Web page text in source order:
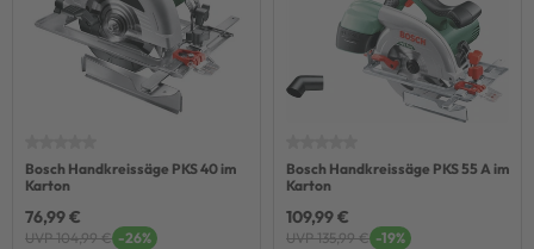
Bosch Handkreissäge PKS 40 im
Karton
76,99 €
UVP 104,99 € -26%
Bosch Handkreissäge PKS 55 A im
Karton
109,99 €
UVP 135,99 € -19%